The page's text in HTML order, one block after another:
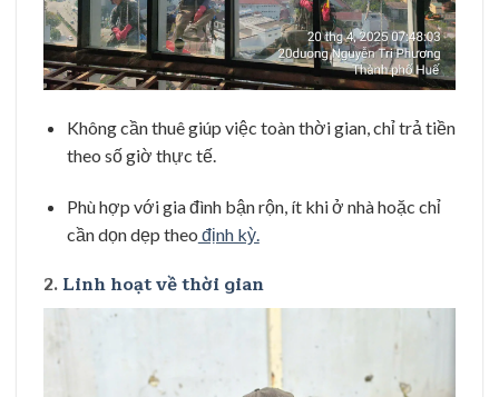
Không cần thuê giúp việc toàn thời gian, chỉ trả tiền
theo số giờ thực tế.
Phù hợp với gia đình bận rộn, ít khi ở nhà hoặc chỉ
cần dọn dẹp theo định kỳ.
2.Linh hoạt về thời gian